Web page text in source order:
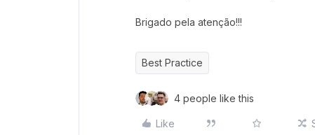
Brigado pela atenção!!!
Best Practice
4 people like this
Like